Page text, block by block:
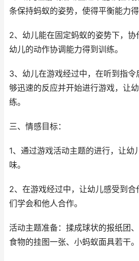
条保持蚂蚁的姿势，使得平衡能力得
2、幼儿能在固定蚂蚁的姿势下，
幼儿的动作协调能力得到训练。
3、幼儿在游戏经过中，在听到指
够迅速的反应并开始进行游戏，让
练。
三、情感目标：
1、通过游戏活动主题的进行，让幼
味。
2、在游戏经过中，让幼儿感受到
们学会和他人合作。
活动主题准备：揉成球状的报纸团
食物的挂图一张、小蚂蚁面具若干。